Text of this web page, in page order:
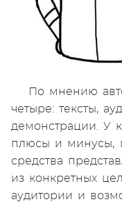
По мнению
четыре: тексты,
демонстрации. У
плюсы и минусы,
средства
из конкретных
аудитории и